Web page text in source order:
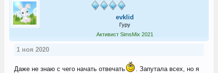
evklid
Гуру
Активист SimsMix 2021
1 ноя 2020
Даже не знаю с чего начать отвечать . Запутала всех, но я